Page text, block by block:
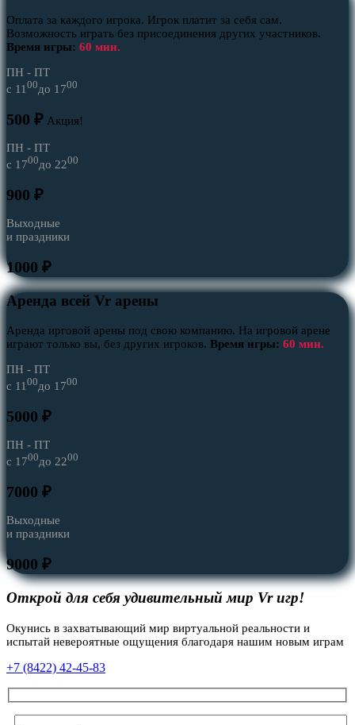
Оплата за каждого игрока. Игрок платит за себя сам.
Возможность играть без присоединения других участников.
Время игры: 60 мин.
ПН - ПТ
c 11 00до 1700
500 ₽ Акция!
ПН - ПТ
c 1700до 2200
900 ₽
Выходные
и праздники
1000 ₽
Аренда всей Vr арены
Аренда ирговой арены под свою компанию. На игровой арене
играют только вы, без других игроков. Время игры: 60 мин.
ПН - ПТ
c 1100до 1700
5000 ₽
ПН - ПТ
c 1700до 2200
7000 ₽
Выходные
и праздники
9000 ₽
Открой для себя удивительный мир Vr игр!
Окунись в захватывающий мир виртуальной реальности и
испытай невероятные ощущения благодаря нашим новым играм
+7 (8422) 42-45-83